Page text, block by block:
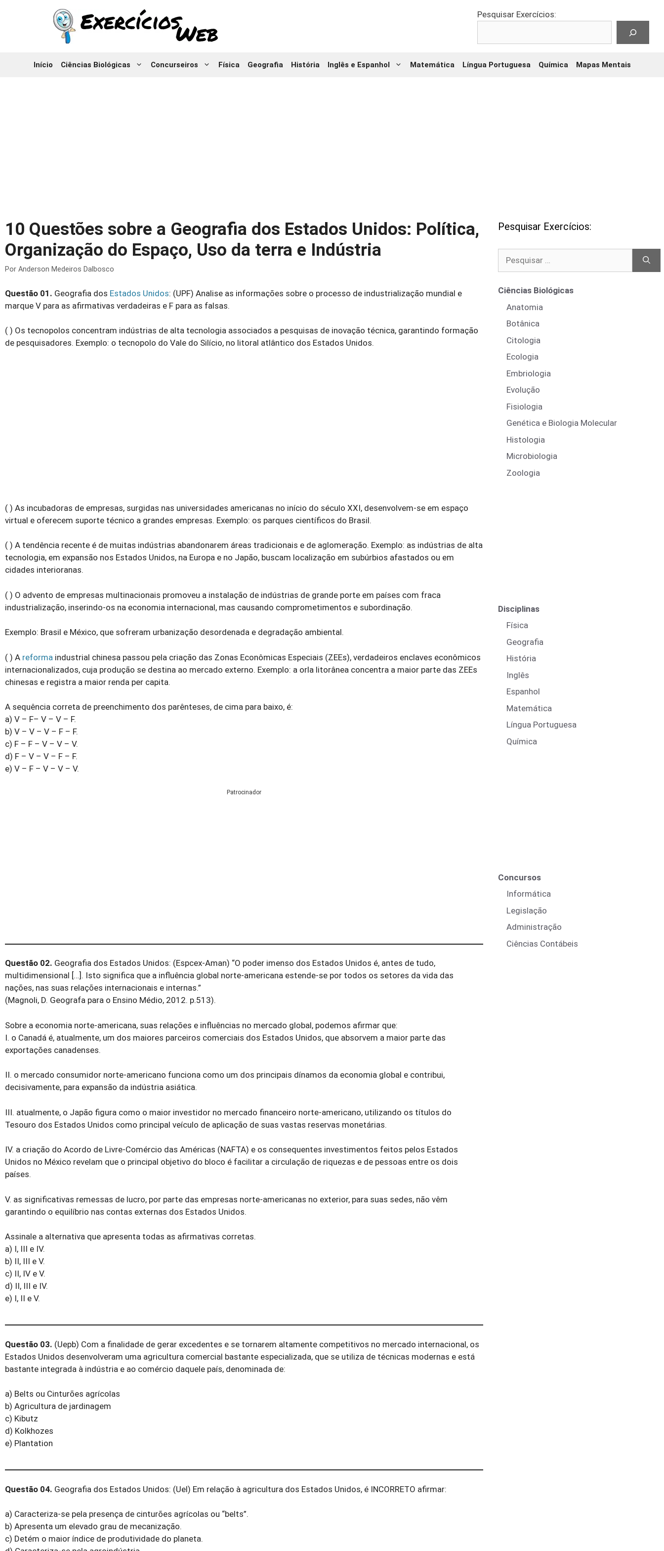
Pesquisar Exercícios:
Início Ciências Biológicas Concurseiros Física Geografia História Inglês e Espanhol Matemática Língua Portuguesa Química Mapas Mentais
10 Questões sobre a Geografia dos Estados Unidos: Política,
Organização do Espaço, Uso da terra e Indústria
Por Anderson Medeiros Dalbosco
Questão 01. Geografia dos Estados Unidos: (UPF) Analise as informações sobre o processo de industrialização mundial e
marque V para as afirmativas verdadeiras e F para as falsas.
( ) Os tecnopolos concentram indústrias de alta tecnologia associados a pesquisas de inovação técnica, garantindo formação
de pesquisadores. Exemplo: o tecnopolo do Vale do Silício, no litoral atlântico dos Estados Unidos.
( ) As incubadoras de empresas, surgidas nas universidades americanas no início do século XXI, desenvolvem-se em espaço
virtual e oferecem suporte técnico a grandes empresas. Exemplo: os parques científicos do Brasil.
( ) A tendência recente é de muitas indústrias abandonarem áreas tradicionais e de aglomeração. Exemplo: as indústrias de alta
tecnologia, em expansão nos Estados Unidos, na Europa e no Japão, buscam localização em subúrbios afastados ou em
cidades interioranas.
( ) O advento de empresas multinacionais promoveu a instalação de indústrias de grande porte em países com fraca
industrialização, inserindo-os na economia internacional, mas causando comprometimentos e subordinação.
Exemplo: Brasil e México, que sofreram urbanização desordenada e degradação ambiental.
( ) A reforma industrial chinesa passou pela criação das Zonas Econômicas Especiais (ZEEs), verdadeiros enclaves econômicos
internacionalizados, cuja produção se destina ao mercado externo. Exemplo: a orla litorânea concentra a maior parte das ZEEs
chinesas e registra a maior renda per capita.
A sequência correta de preenchimento dos parênteses, de cima para baixo, é:
a) V – F– V – V – F.
b) V – V – V – F – F.
c) F – F – V – V – V.
d) F – V – V – F – F.
e) V – F – V – V – V.
Patrocinador
Questão 02. Geografia dos Estados Unidos: (Espcex-Aman) “O poder imenso dos Estados Unidos é, antes de tudo,
multidimensional […]. Isto significa que a influência global norte-americana estende-se por todos os setores da vida das
nações, nas suas relações internacionais e internas.”
(Magnoli, D. Geografa para o Ensino Médio, 2012. p.513).
Sobre a economia norte-americana, suas relações e inﬂuências no mercado global, podemos afirmar que:
I. o Canadá é, atualmente, um dos maiores parceiros comerciais dos Estados Unidos, que absorvem a maior parte das
exportações canadenses.
II. o mercado consumidor norte-americano funciona como um dos principais dínamos da economia global e contribui,
decisivamente, para expansão da indústria asiática.
III. atualmente, o Japão figura como o maior investidor no mercado financeiro norte-americano, utilizando os títulos do
Tesouro dos Estados Unidos como principal veículo de aplicação de suas vastas reservas monetárias.
IV. a criação do Acordo de Livre-Comércio das Américas (NAFTA) e os consequentes investimentos feitos pelos Estados
Unidos no México revelam que o principal objetivo do bloco é facilitar a circulação de riquezas e de pessoas entre os dois
países.
V. as significativas remessas de lucro, por parte das empresas norte-americanas no exterior, para suas sedes, não vêm
garantindo o equilíbrio nas contas externas dos Estados Unidos.
Assinale a alternativa que apresenta todas as afirmativas corretas.
a) I, III e IV.
b) II, III e V.
c) II, IV e V.
d) II, III e IV.
e) I, II e V.
Questão 03. (Uepb) Com a finalidade de gerar excedentes e se tornarem altamente competitivos no mercado internacional, os
Estados Unidos desenvolveram uma agricultura comercial bastante especializada, que se utiliza de técnicas modernas e está
bastante integrada à indústria e ao comércio daquele país, denominada de:
a) Belts ou Cinturões agrícolas
b) Agricultura de jardinagem
c) Kibutz
d) Kolkhozes
e) Plantation
Questão 04. Geografia dos Estados Unidos: (Uel) Em relação à agricultura dos Estados Unidos, é INCORRETO afirmar:
a) Caracteriza-se pela presença de cinturões agrícolas ou “belts”.
b) Apresenta um elevado grau de mecanização.
c) Detém o maior índice de produtividade do planeta.
Pesquisar Exercícios:
Ciências Biológicas
Anatomia
Botânica
Citologia
Ecologia
Embriologia
Evolução
Fisiologia
Genética e Biologia Molecular
Histologia
Microbiologia
Zoologia
Disciplinas
Física
Geografia
História
Inglês
Espanhol
Matemática
Língua Portuguesa
Química
Concursos
Informática
Legislação
Administração
Ciências Contábeis